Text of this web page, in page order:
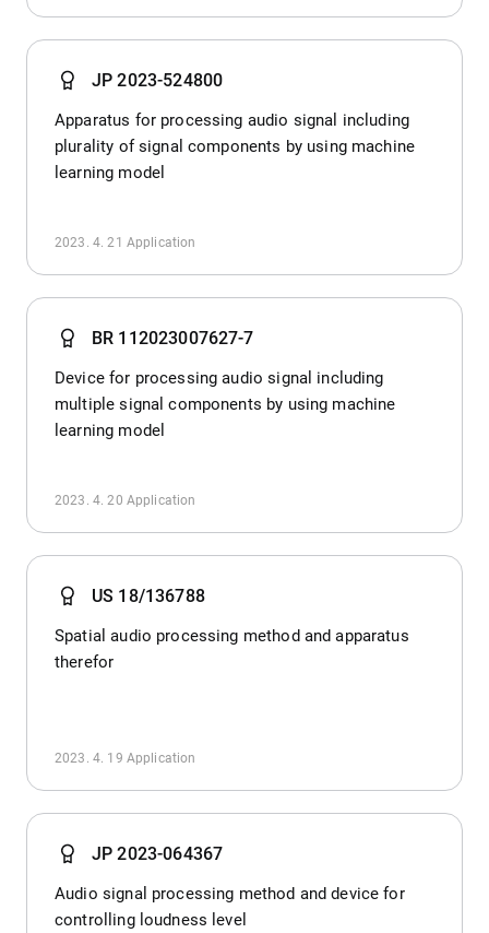
JP 2023-524800
Apparatus for processing audio signal including
plurality of signal components by using machine
learning model
2023. 4. 21 Application
BR 112023007627-7
Device for processing audio signal including
multiple signal components by using machine
learning model
2023. 4. 20 Application
US 18/136788
Spatial audio processing method and apparatus
therefor
2023. 4. 19 Application
JP 2023-064367
Audio signal processing method and device for
controlling loudness level